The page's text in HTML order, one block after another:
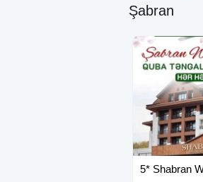
Şabran
5* Shabran